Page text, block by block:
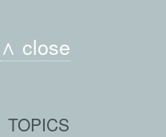
∧ close
TOPICS